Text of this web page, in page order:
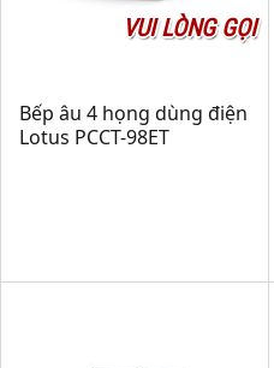
VUI LÒNG GỌI
Bếp âu 4 họng dùng điện
Lotus PCCT-98ET